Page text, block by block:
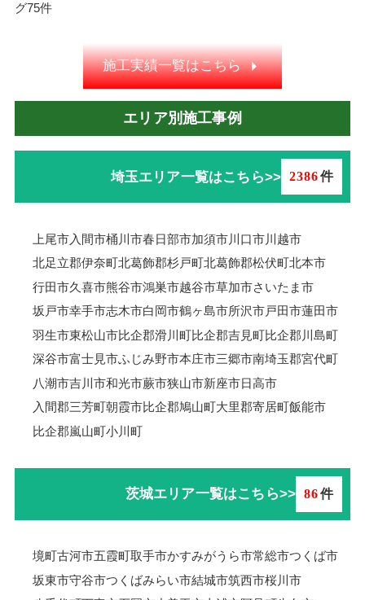
グ75件
施工実績一覧はこちら
エリア別施工事例
埼玉エリア一覧はこちら>> 2386件
上尾市入間市桶川市春日部市加須市川口市川越市
北足立郡伊奈町北葛飾郡杉戸町北葛飾郡松伏町北本市
行田市久喜市熊谷市鴻巣市越谷市草加市さいたま市
坂戸市幸手市志木市白岡市鶴ヶ島市所沢市戸田市蓮田市
羽生市東松山市比企郡滑川町比企郡吉見町比企郡川島町
深谷市富士見市ふじみ野市本庄市三郷市南埼玉郡宮代町
八潮市吉川市和光市蕨市狭山市新座市日高市
入間郡三芳町朝霞市比企郡鳩山町大里郡寄居町飯能市
比企郡嵐山町小川町
茨城エリア一覧はこちら>> 86件
境町古河市五霞町取手市かすみがうら市常総市つくば市
坂東市守谷市つくばみらい市結城市筑西市桜川市